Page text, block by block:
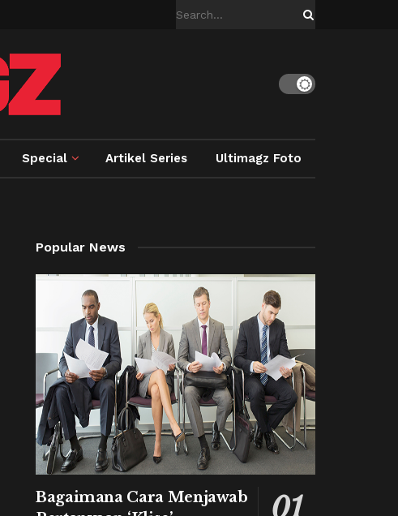
Special Artikel Series Ultimagz Foto
Popular News
Bagaimana Cara Menjawab